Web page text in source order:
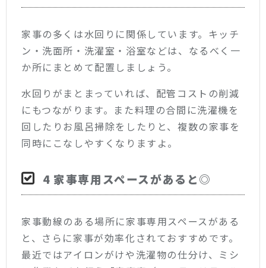
家事の多くは水回りに関係しています。キッチ
ン・洗面所・洗濯室・浴室などは、なるべく一
か所にまとめて配置しましょう。
水回りがまとまっていれば、配管コストの削減
にもつながります。また料理の合間に洗濯機を
回したりお風呂掃除をしたりと、複数の家事を
同時にこなしやすくなりますよ。
4 家事専用スペースがあると◎
家事動線のある場所に家事専用スペースがある
と、さらに家事が効率化されておすすめです。
最近ではアイロンがけや洗濯物の仕分け、ミシ